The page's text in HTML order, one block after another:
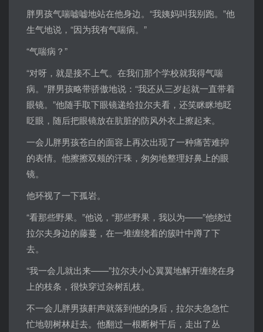
胖男孩气喘嘘嘘地站在他身边。“我姨妈叫我别跑。”他
生气地说，“因为我有气喘病。”
“气喘病？”
“对呀，就是接不上气。在我们那个学校就我得气喘
病。”胖男孩略带骄傲地说：“我还从三岁起就一直带着
眼镜。”他随手取下眼镜递给拉尔夫看，还笑眯眯地眨
眨眼，随后把眼镜放在肮脏的防风外衣上擦起来。
一会儿胖男孩苍白的面容上再次出现了一种痛苦难抑
的表情。他擦擦双颊的汗珠，匆匆地整理好鼻上的眼
镜。
他环视了一下孤岩。
“看那些野果。”他说，“那些野果，我以为——”他绕过
拉尔夫身边的藤蔓，在一堆缠绕着的簇叶中蹲了下
去。
“我一会儿就出来——”拉尔夫小心翼翼地解开缠绕在身
上的枝条，很快穿过杂树乱枝。
不一会儿胖男孩鼾声就落到他的身后，拉尔夫急急忙
忙地朝树林赶去。他翻过一根断树干后，走出了丛